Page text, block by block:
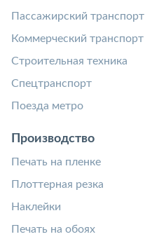
Пассажирский транспорт
Коммерческий транспорт
Строительная техника
Спецтранспорт
Поезда метро
Производство
Печать на пленке
Плоттерная резка
Наклейки
Печать на обоях